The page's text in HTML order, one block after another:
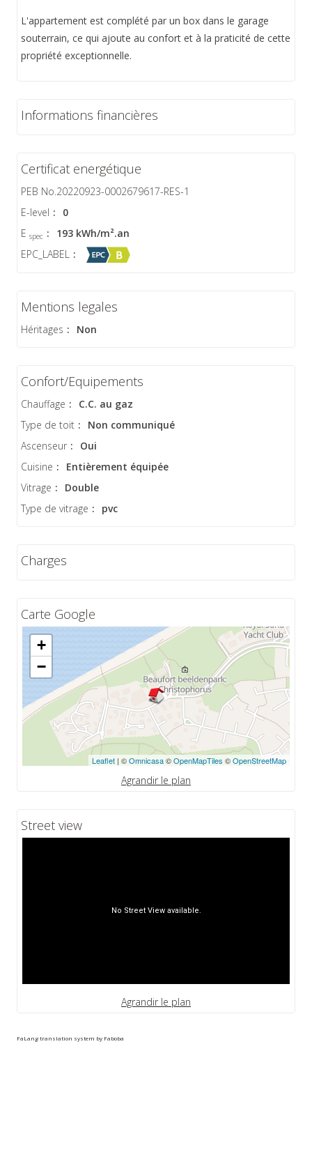
L'appartement est complété par un box dans le garage
souterrain, ce qui ajoute au confort et à la praticité de cette
propriété exceptionnelle.
Informations financières
Certificat energétique
PEB No.20220923-0002679617-RES-1
E-level :
0
Espec :
193 kWh/m².an
EPC_LABEL :
Mentions legales
Héritages : Non
Confort/Equipements
Chauffage :
C.C. au gaz
Type de toit :
Non communiqué
Ascenseur :
Oui
Cuisine :
Entièrement équipée
Vitrage :
Double
Type de vitrage : pvc
Charges
Carte Google
+
−
Leaflet| ©Omnicasa©OpenMapTiles ©OpenStreetMap
Agrandir le plan
Street view
Agrandir le plan
FaLang translation system by Faboba